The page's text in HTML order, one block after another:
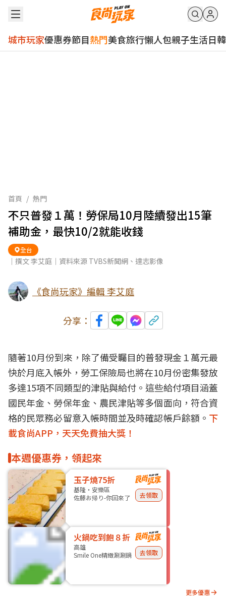
城市玩家優惠券節目熱門美食旅行懶人包親子生活日韓
首頁 / 熱門
不只普發１萬！勞保局10月陸續發出15筆
補助金，最快10/2就能收錢
全台
｜撰文 李艾庭｜資料來源 TVBS新聞網、達志影像
《食尚玩家》編輯 李艾庭
分享：
隨著10月份到來，除了備受矚目的普發現金１萬元最
快於月底入帳外，勞工保險局也將在10月份密集發放
多達15項不同類型的津貼與給付。這些給付項目涵蓋
國民年金、勞保年金、農民津貼等多個面向，符合資
格的民眾務必留意入帳時間並及時確認帳戶餘額。 下
載食尚APP，天天免費抽大獎！
本週優惠券，領起來
玉子燒75折
基隆・安樂區
佐藤お帰り-你回來了
去領取
火鍋吃到飽８折
高雄
Smile One精緻涮涮鍋
去領取
更多優惠